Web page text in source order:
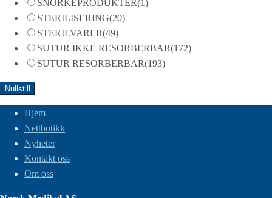
SNORKEPRODUKTER(1)
STERILISERING(20)
STERILVARER(49)
SUTUR IKKE RESORBERBAR(172)
SUTUR RESORBERBAR(193)
Nullstill
Hjem
Nettbutikk
Nyheter
Kontakt oss
Om oss